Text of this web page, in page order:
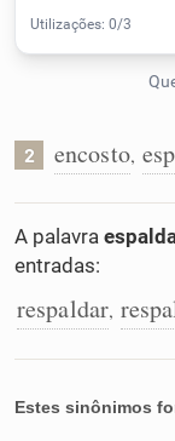
Detector de IA
Humanizador
Cata-letras
Caça-
2 encosto,
A palavra
entradas:
respaldar,
Estes sinônimos